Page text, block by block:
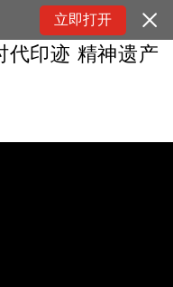
立即打开
代印迹 精神遗产